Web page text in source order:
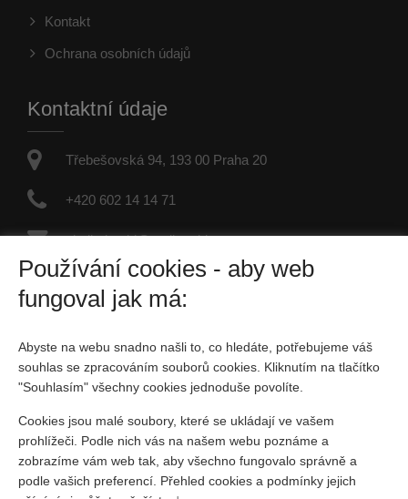
Kontakt
Ochrana osobních údajů
Kontaktní údaje
Třebešovská 94, 193 00 Praha 20
+420 602 14 14 71
vladimir.rekl@realityrekl.cz
IČO: 09957847
Fyzická osoba zapsaná v živnostenském rejstříku
Sociální sítě
Používání cookies - aby web
fungoval jak má:
Abyste na webu snadno našli to, co hledáte, potřebujeme váš
souhlas se zpracováním souborů cookies. Kliknutím na tlačítko
"Souhlasím" všechny cookies jednoduše povolíte.
Cookies jsou malé soubory, které se ukládají ve vašem
prohlížeči. Podle nich vás na našem webu poznáme a
zobrazíme vám web tak, aby všechno fungovalo správně a
podle vašich preferencí. Přehled cookies a podmínky jejich